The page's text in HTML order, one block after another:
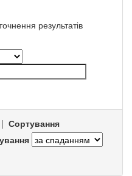
результатів
| Сортування